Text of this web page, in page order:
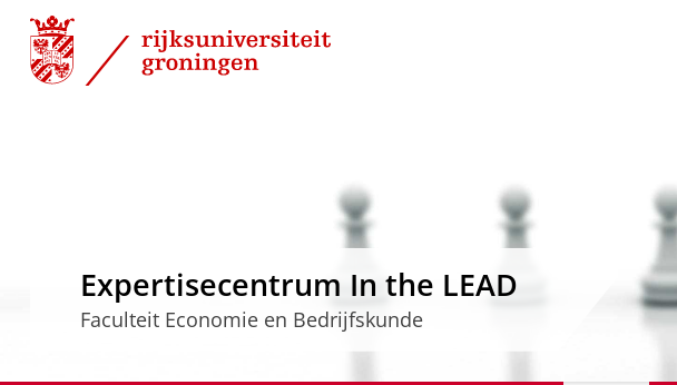
Skip
Content
Skip
Navigation
Expertisecentrum In the LEAD
Faculteit Economie en Bedrijfskunde